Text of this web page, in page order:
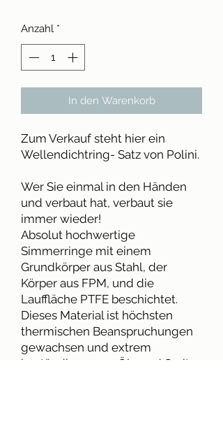
Anzahl *
In den Warenkorb
Zum Verkauf steht hier ein
Wellendichtring- Satz von Polini.
Wer Sie einmal in den Händen
und verbaut hat, verbaut sie
immer wieder!
Absolut hochwertige
Simmerringe mit einem
Grundkörper aus Stahl, der
Körper aus FPM, und die
Lauffläche PTFE beschichtet.
Dieses Material ist höchsten
thermischen Beanspruchungen
gewachsen und extrem
beständig gegen Öle und Sprit.